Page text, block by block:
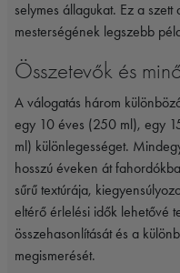
selymes állagukat. Ez a
mesterségének legszebb
Összetevők és
A válogatás három
egy 10 éves (250 ml), egy
ml) különlegességet.
hosszú éveken át
sűrű textúrája,
eltérő érlelési idők lehetővé
összehasonlítását és a
megismerését.